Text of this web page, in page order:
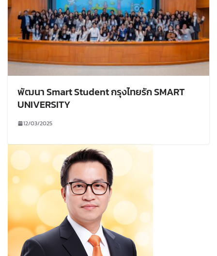
พัฒนา Smart Student กรุงไทยรัก SMART
UNIVERSITY
12/03/2025